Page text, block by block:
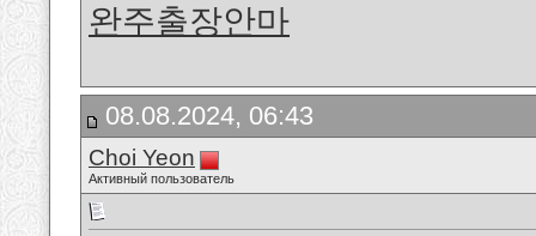
완주출장안마
08.08.2024, 06:43
Choi Yeon
Активный пользователь